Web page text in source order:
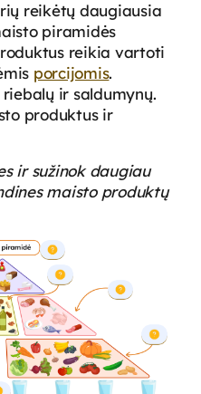
reikėtų daugiausia
piramidės
reikia vartoti
porcijomis.
ir saldumynų.
produktus ir
ir sužinok daugiau
maisto produktų